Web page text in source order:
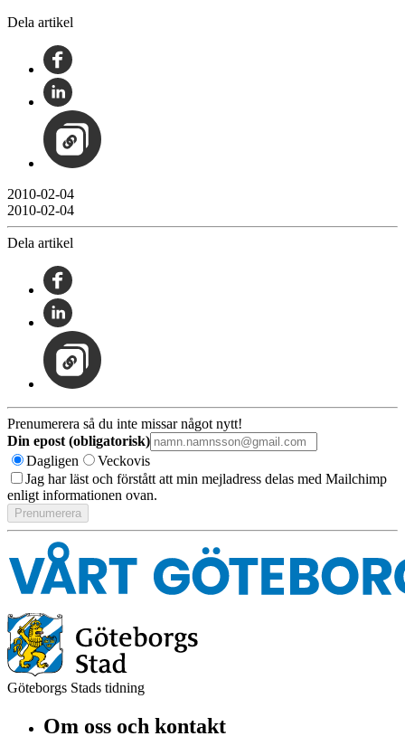
Dela artikel
2010-02-04
2010-02-04
Dela artikel
Prenumerera så du inte missar något nytt!
Din epost (obligatorisk)
Dagligen
Veckovis
Jag har läst och förstått att min mejladress delas med Mailchimp
enligt informationen ovan.
Göteborgs Stads tidning
Om oss och kontakt